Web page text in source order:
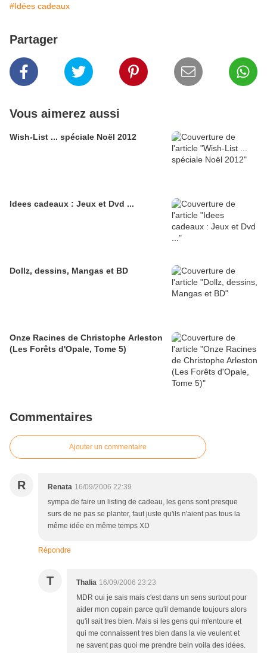
#Idées cadeaux
Partager
Vous aimerez aussi
Wish-List ... spéciale Noël 2012
Idees cadeaux : Jeux et Dvd ...
Dollz, dessins, Mangas et BD
Onze Racines de Christophe Arleston
(Les Forêts d'Opale, Tome 5)
Commentaires
Ajouter un commentaire
R Renata 16/09/2006 22:39
sympa de faire un listing de cadeau, les gens sont presque
surs de ne pas se planter, faut juste qu'ils n'aient pas tous la
même idée en même temps XD
Répondre
T Thalia 16/09/2006 23:23
MDR oui je sais mais c'est dans un sens surtout pour
aider mon copain parce qu'il demande toujours alors
qu'il sait tres bien. Mais si les gens qui m'entoure et
qui me connaissent tres bien dans la vie veulent et
ne savent pas quoi me prendre bein voila des idées.